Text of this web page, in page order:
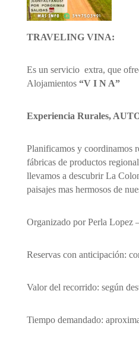
TRAVELING VINA:
Es un servicio extra, que
Alojamientos “V I N A”
Experiencia Rurales,
Planificamos y coordinamos
fábricas de productos
llevamos a descubrir La
paisajes mas hermosos de
Organizado por Perla Lopez
Reservas con anticipación:
Valor del recorrido: según
Tiempo demandado: